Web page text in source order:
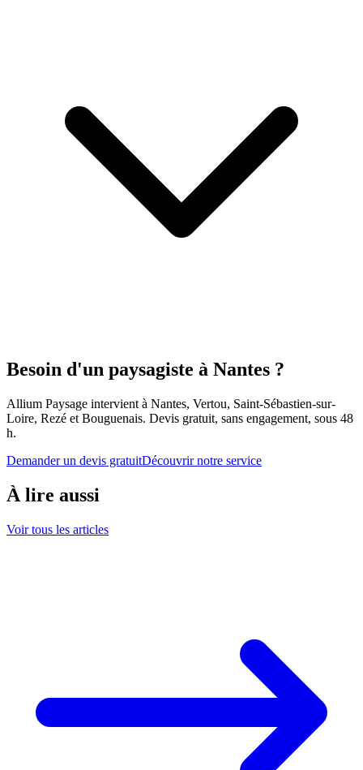
Besoin d'un paysagiste à Nantes ?
Allium Paysage intervient à Nantes, Vertou, Saint-Sébastien-sur-
Loire, Rezé et Bouguenais. Devis gratuit, sans engagement, sous 48
h.
Demander un devis gratuitDécouvrir notre service
À lire aussi
Voir tous les articles